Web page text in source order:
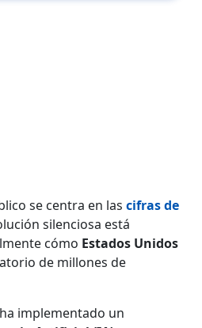
se centra en lascifras de
silenciosa está
cómo Estados Unidos
de millones de
implementado un